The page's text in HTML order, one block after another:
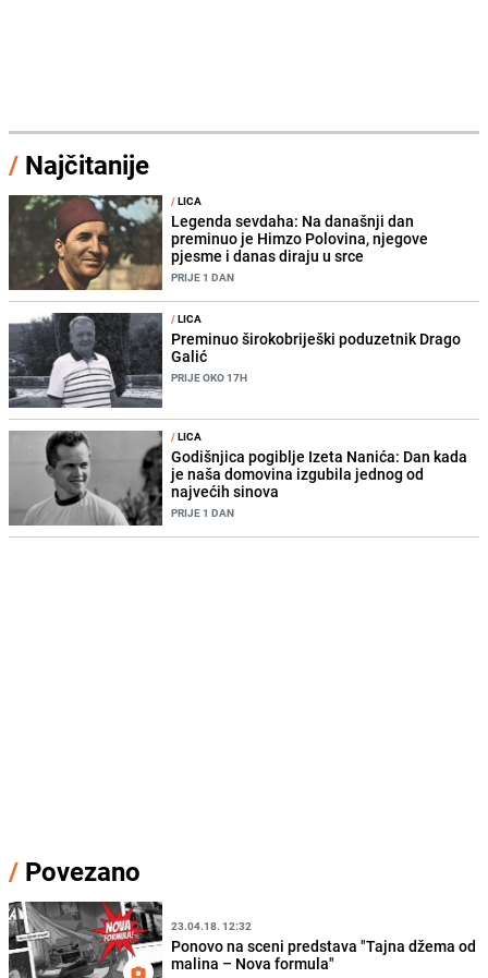
/ Najčitanije
/LICA
Legenda sevdaha: Na današnji dan
preminuo je Himzo Polovina, njegove
pjesme i danas diraju u srce
PRIJE 1 DAN
/LICA
Preminuo širokobriješki poduzetnik Drago
Galić
PRIJE OKO 17H
/LICA
Godišnjica pogiblje Izeta Nanića: Dan kada
je naša domovina izgubila jednog od
najvećih sinova
PRIJE 1 DAN
/ Povezano
23.04.18. 12:32
Ponovo na sceni predstava "Tajna džema od
malina – Nova formula"